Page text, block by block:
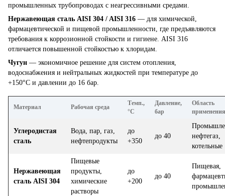
промышленных трубопроводах с неагрессивными средами.
Нержавеющая сталь AISI 304 / AISI 316 — для химической,
фармацевтической и пищевой промышленности, где предъявляются
требования к коррозионной стойкости и гигиене. AISI 316
отличается повышенной стойкостью к хлоридам.
Чугун — экономичное решение для систем отопления,
водоснабжения и нейтральных жидкостей при температуре до
+150°C и давлении до 16 бар.
Материал Рабочая среда
Темп.,
°C
Давление,
бар
Область
применения
Углеродистая
сталь
Вода, пар, газ,
нефтепродукты
до
+350
до 40
нефтегаз,
котельные
Нержавеющая
сталь AISI 304
Пищевые
продукты,
химические
растворы
до
+200
до 40
Пищевая,